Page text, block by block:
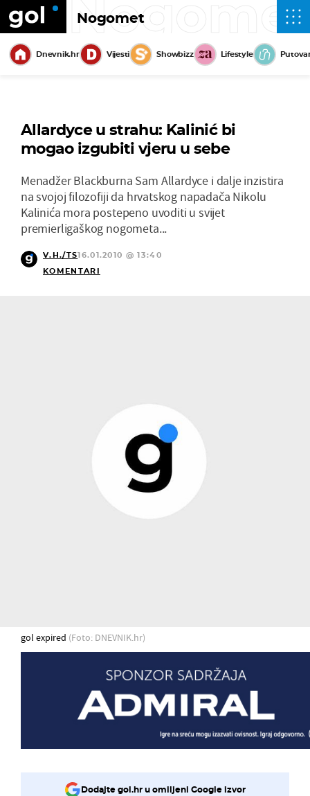
Nogomet
Dnevnik.hr Vijesti Showbizz Lifestyle
Allardyce u strahu: Kalinić bi
mogao izgubiti vjeru u sebe
Menadžer Blackburna Sam Allardyce i dalje inzistira
na svojoj filozofiji da hrvatskog napadača Nikolu
Kalinića mora postepeno uvoditi u svijet
premierligaškog nogometa...
V.H./TS16.01.2010 @ 13:40
KOMENTARI
gol expired (Foto: DNEVNIK.hr)
Dodajte gol.hr u omiljeni Google izvor